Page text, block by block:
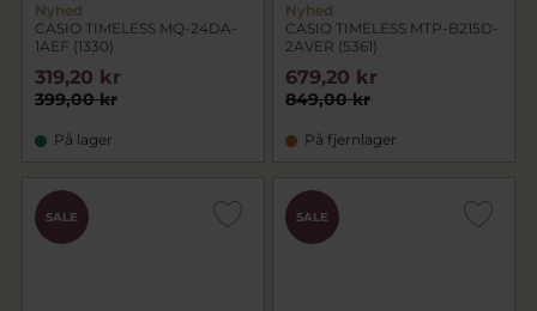
Nyhed
CASIO TIMELESS MQ-24DA-
1AEF (1330)
399,00 kr
319,20 kr
På lager
Nyhed
CASIO TIMELESS MTP-B215D-
2AVER (5361)
849,00 kr
679,20 kr
På fjernlager
SALE SALE